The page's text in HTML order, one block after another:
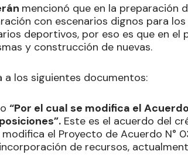
mencionó que en la preparación
con escenarios dignos para
deportivos, por eso es que en el
y construcción de nuevas.
a los siguientes documentos:
“Por el cual se modifica el
Este es el acuerdo del
el Proyecto de Acuerdo N°
de recursos,